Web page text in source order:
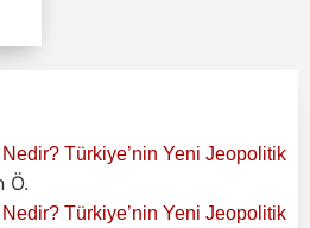
Nedir? Türkiye’nin Yeni Jeopolitik
Ö.
Nedir? Türkiye’nin Yeni Jeopolitik